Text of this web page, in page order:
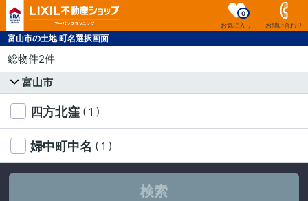
お気に入り
0
お問い合わせ
富山市の土地 町名選択画面
総物件2件
富山市
四方北窪 ( 1 )
婦中町中名 ( 1 )
検索